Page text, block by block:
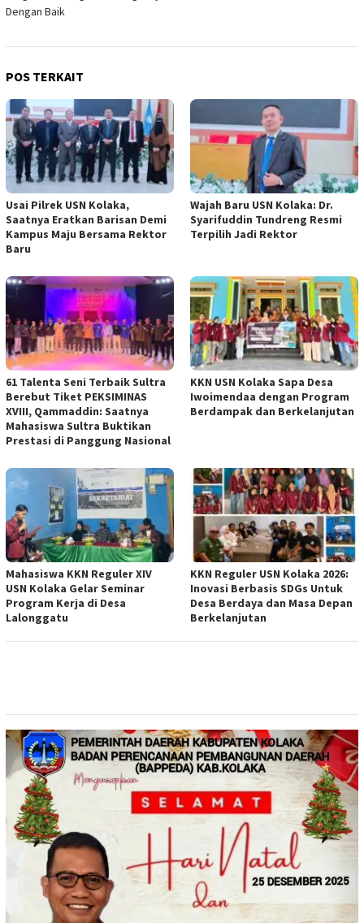
Dengan Baik
POS TERKAIT
Usai Pilrek USN Kolaka,
Saatnya Eratkan Barisan Demi
Kampus Maju Bersama Rektor
Baru
Wajah Baru USN Kolaka: Dr.
Syarifuddin Tundreng Resmi
Terpilih Jadi Rektor
61 Talenta Seni Terbaik Sultra
Berebut Tiket PEKSIMINAS
XVIII, Qammaddin: Saatnya
Mahasiswa Sultra Buktikan
Prestasi di Panggung Nasional
KKN USN Kolaka Sapa Desa
Iwoimendaa dengan Program
Berdampak dan Berkelanjutan
Mahasiswa KKN Reguler XIV
USN Kolaka Gelar Seminar
Program Kerja di Desa
Lalonggatu
KKN Reguler USN Kolaka 2026:
Inovasi Berbasis SDGs Untuk
Desa Berdaya dan Masa Depan
Berkelanjutan